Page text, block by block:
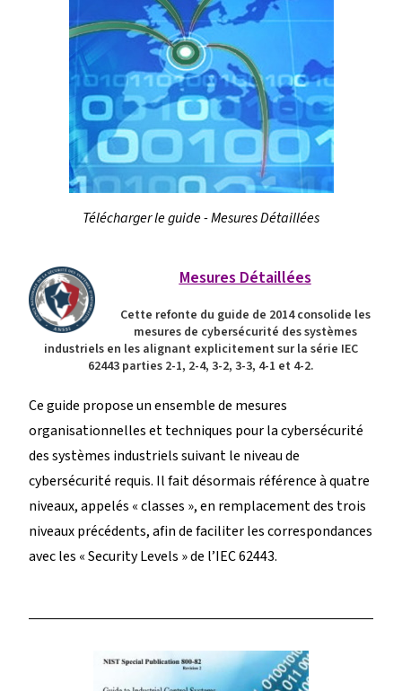
Télécharger le guide - Mesures Détaillées
Mesures Détaillées
Cette refonte du guide de 2014 consolide les
mesures de cybersécurité des systèmes
industriels en les alignant explicitement sur la série IEC
62443 parties 2-1, 2-4, 3-2, 3-3, 4-1 et 4-2.
Ce guide propose un ensemble de mesures
organisationnelles et techniques pour la cybersécurité
des systèmes industriels suivant le niveau de
cybersécurité requis. Il fait désormais référence à quatre
niveaux, appelés « classes », en remplacement des trois
niveaux précédents, afin de faciliter les correspondances
avec les « Security Levels » de l’IEC 62443.